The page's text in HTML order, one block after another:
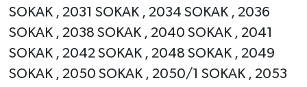
SOKAK , 2031 SOKAK , 2034 SOKAK , 2036
SOKAK , 2038 SOKAK , 2040 SOKAK , 2041
SOKAK , 2042 SOKAK , 2048 SOKAK , 2049
SOKAK , 2050 SOKAK , 2050/1 SOKAK , 2053